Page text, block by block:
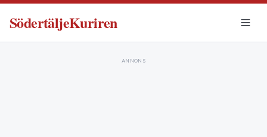
SödertäljeKuriren
ANNONS